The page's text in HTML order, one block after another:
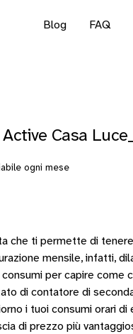
Blog FAQ
Casa
ogni mese
che ti permette di
mensile, infatti,
per capire come
di contatore di
i tuoi consumi orari
di prezzo più